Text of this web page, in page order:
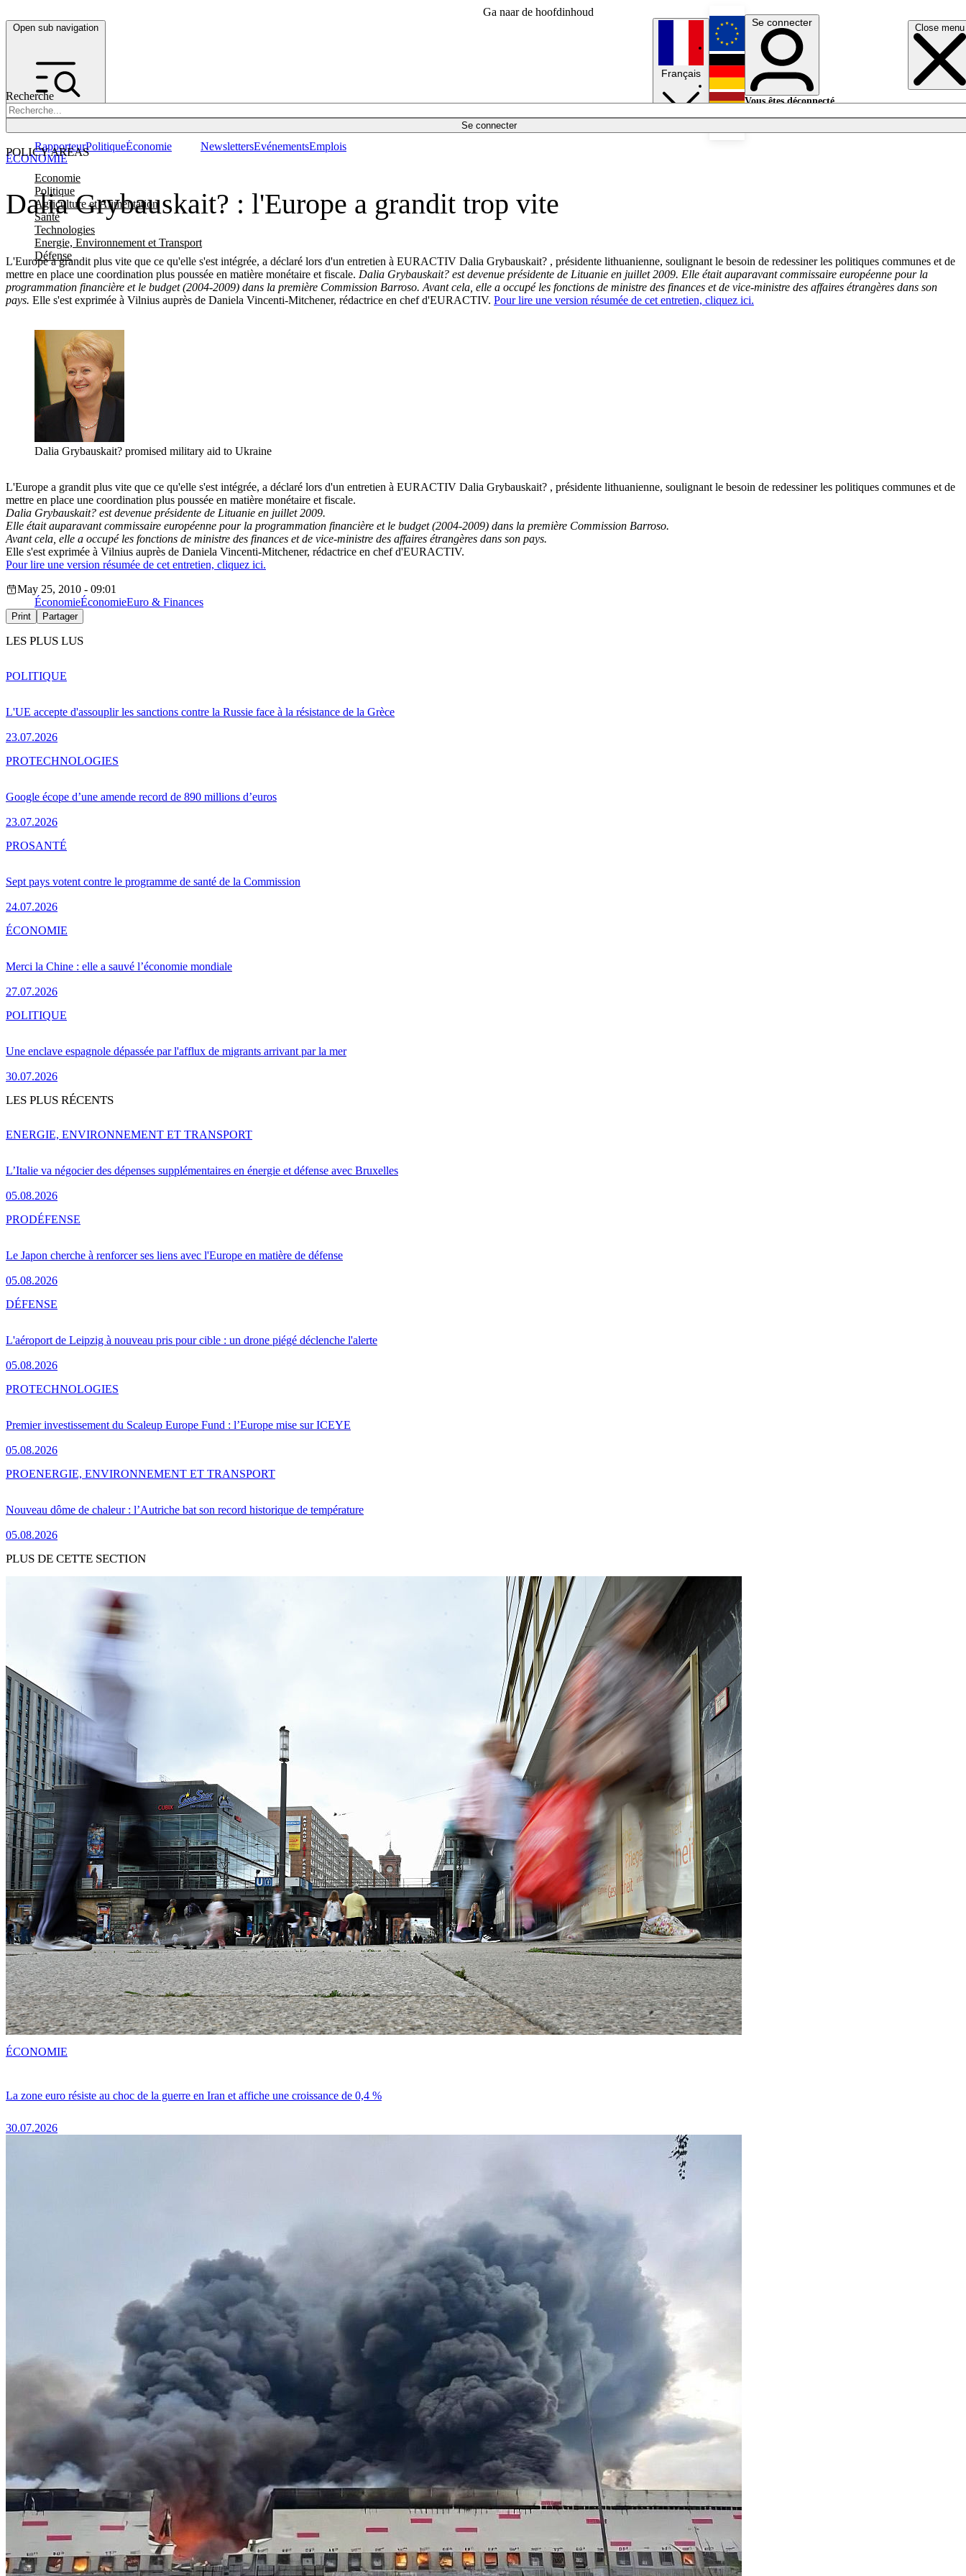
Ga naar de hoofdinhoud
Open sub navigation Close menu
Recherche
Se connecter
POLICY AREAS
Economie
Politique
Agriculture et Alimentation
Santé
Technologies
Energie, Environnement et Transport
Défense
RapporteurPolitiqueÉconomie NewslettersEvénementsEmplois
Français
English
Deutsch
Se connecter
Vous êtes déconnecté.
Dalia Grybauskait? : l'Europe a grandit trop vite
L'Europe a grandit plus vite que ce qu'elle s'est intégrée, a déclaré lors d'un entretien à EURACTIV Dalia Grybauskait? , présidente lithuanienne, soulignant le besoin de redessiner les politiques communes et de
mettre en place une coordination plus poussée en matière monétaire et fiscale. Dalia Grybauskait? est devenue présidente de Lituanie en juillet 2009. Elle était auparavant commissaire européenne pour la
programmation financière et le budget (2004-2009) dans la première Commission Barroso. Avant cela, elle a occupé les fonctions de ministre des finances et de vice-ministre des affaires étrangères dans son
pays. Elle s'est exprimée à Vilnius auprès de Daniela Vincenti-Mitchener, rédactrice en chef d'EURACTIV. Pour lire une version résumée de cet entretien, cliquez ici.
ÉCONOMIE
Dalia Grybauskait? promised military aid to Ukraine
L'Europe a grandit plus vite que ce qu'elle s'est intégrée, a déclaré lors d'un entretien à EURACTIV Dalia Grybauskait? , présidente lithuanienne, soulignant le besoin de redessiner les politiques communes et de
mettre en place une coordination plus poussée en matière monétaire et fiscale.
Dalia Grybauskait? est devenue présidente de Lituanie en juillet 2009.
Elle était auparavant commissaire européenne pour la programmation financière et le budget (2004-2009) dans la première Commission Barroso.
Avant cela, elle a occupé les fonctions de ministre des finances et de vice-ministre des affaires étrangères dans son pays.
Elle s'est exprimée à Vilnius auprès de Daniela Vincenti-Mitchener, rédactrice en chef d'EURACTIV.
Pour lire une version résumée de cet entretien, cliquez ici.
May 25, 2010 - 09:01
ÉconomieÉconomieEuro & Finances
Print Partager
LES PLUS LUS
L'UE accepte d'assouplir les sanctions contre la Russie face à la résistance de la Grèce
23.07.2026
POLITIQUE
Google écope d’une amende record de 890 millions d’euros
23.07.2026
PROTECHNOLOGIES
Sept pays votent contre le programme de santé de la Commission
24.07.2026
PROSANTÉ
Merci la Chine : elle a sauvé l’économie mondiale
27.07.2026
ÉCONOMIE
Une enclave espagnole dépassée par l'afflux de migrants arrivant par la mer
30.07.2026
POLITIQUE
LES PLUS RÉCENTS
L’Italie va négocier des dépenses supplémentaires en énergie et défense avec Bruxelles
05.08.2026
ENERGIE, ENVIRONNEMENT ET TRANSPORT
Le Japon cherche à renforcer ses liens avec l'Europe en matière de défense
05.08.2026
PRODÉFENSE
L'aéroport de Leipzig à nouveau pris pour cible : un drone piégé déclenche l'alerte
05.08.2026
DÉFENSE
Premier investissement du Scaleup Europe Fund : l’Europe mise sur ICEYE
05.08.2026
PROTECHNOLOGIES
Nouveau dôme de chaleur : l’Autriche bat son record historique de température
05.08.2026
PROENERGIE, ENVIRONNEMENT ET TRANSPORT
PLUS DE CETTE SECTION
La zone euro résiste au choc de la guerre en Iran et affiche une croissance de 0,4 %
30.07.2026
ÉCONOMIE